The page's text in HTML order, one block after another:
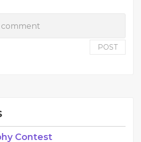
POST
Contest